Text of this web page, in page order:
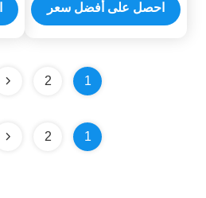
الكمبيوتر
احصل على أفضل سعر
1
2
1
2